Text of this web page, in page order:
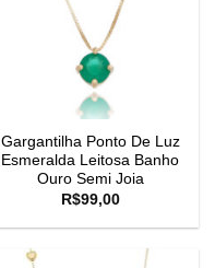
Gargantilha Ponto De Luz
Esmeralda Leitosa Banho
Ouro Semi Joia
R$99,00